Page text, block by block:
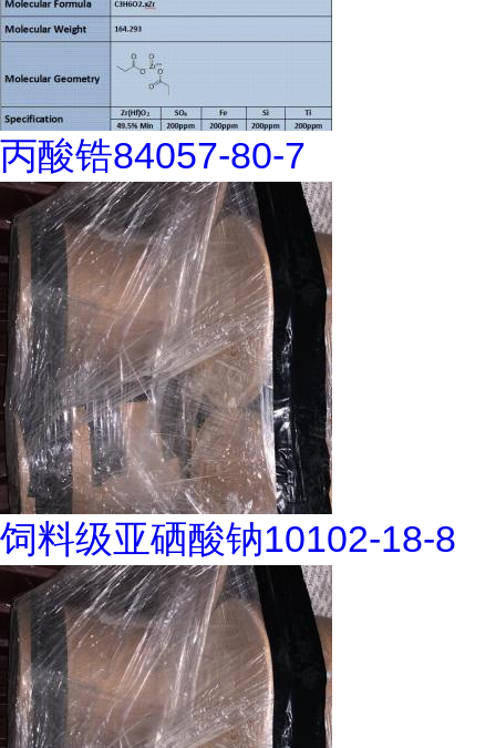
丙酸锆84057-80-7
饲料级亚硒酸钠10102-18-8